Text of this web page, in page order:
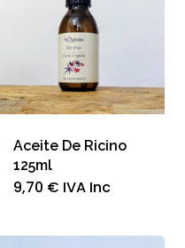
Aceite De Ricino
125ml
9,70 € IVA Inc